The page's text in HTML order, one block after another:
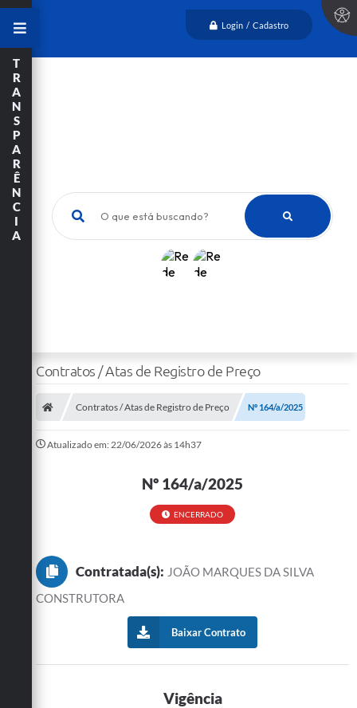
Login / Cadastro
O que está buscando?
T
R
A
N
S
P
A
R
Ê
N
C
I
A
Contratos / Atas de Registro de Preço
Contratos / Atas de Registro de Preço Nº 164/a/2025
Atualizado em: 22/06/2026 às 14h37
Nº 164/a/2025
ENCERRADO
Contratada(s): JOÃO MARQUES DA SILVA
CONSTRUTORA
Baixar Contrato
Vigência